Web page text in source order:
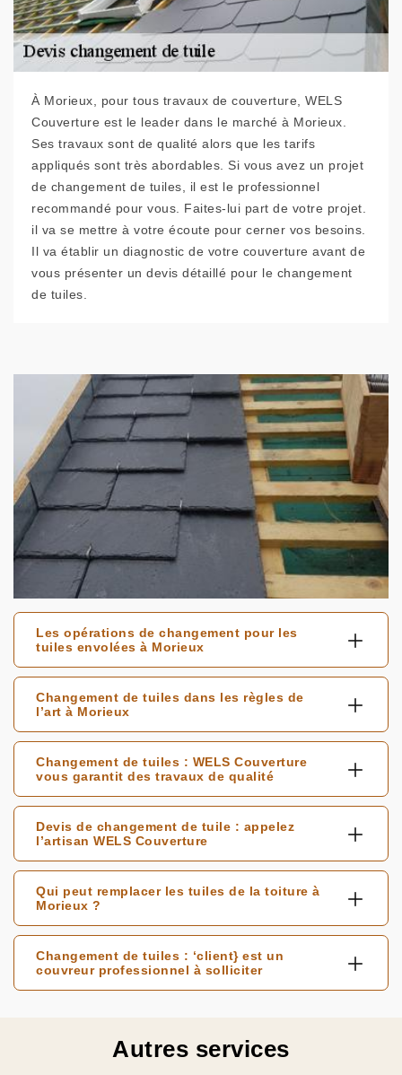
À Morieux, pour tous travaux de couverture, WELS
Couverture est le leader dans le marché à Morieux.
Ses travaux sont de qualité alors que les tarifs
appliqués sont très abordables. Si vous avez un projet
de changement de tuiles, il est le professionnel
recommandé pour vous. Faites-lui part de votre projet.
il va se mettre à votre écoute pour cerner vos besoins.
Il va établir un diagnostic de votre couverture avant de
vous présenter un devis détaillé pour le changement
de tuiles.
Les opérations de changement pour les
tuiles envolées à Morieux
Changement de tuiles dans les règles de
l’art à Morieux
Changement de tuiles : WELS Couverture
vous garantit des travaux de qualité
Devis de changement de tuile : appelez
l’artisan WELS Couverture
Qui peut remplacer les tuiles de la toiture à
Morieux ?
Changement de tuiles : ‘client} est un
couvreur professionnel à solliciter
Autres services